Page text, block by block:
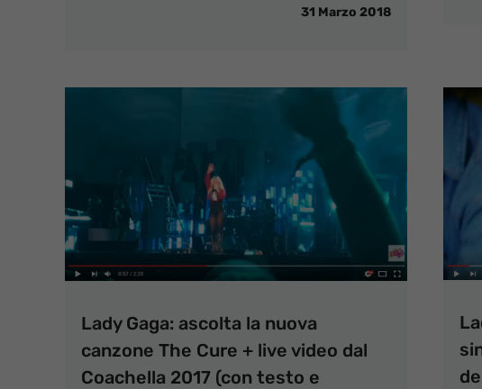
31 Marzo 2018
Lady Gaga: ascolta la nuova
canzone The Cure + live video dal
Coachella 2017 (con testo e